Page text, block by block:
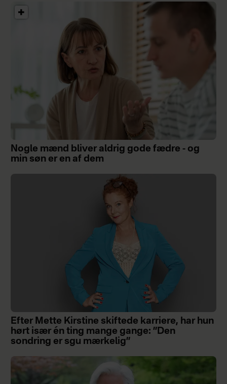
Nogle mænd bliver aldrig gode fædre - og
min søn er en af dem
Efter Mette Kirstine skiftede karriere, har hun
hørt især én ting mange gange: ”Den
sondring er sgu mærkelig”